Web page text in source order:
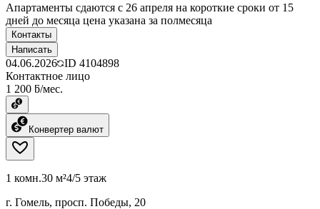
Апартаменты сдаются с 26 апреля на короткие сроки от 15
дней до месяца цена указана за полмесяца
Контакты
Написать
04.06.2026 ID 4104898
Контактное лицо
1 200 ƃ/мес.
Конвертер валют
1 комн.30 м²4/5 этаж
г. Гомель, просп. Победы, 20